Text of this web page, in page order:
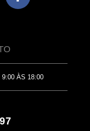
9:00 ÀS 18:00